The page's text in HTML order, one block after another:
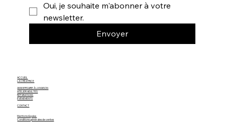
Oui, je souhaite m'abonner à votre
newsletter.
Envoyer
ACCUEIL
LA CRÉATRICE
ANNIVERSAIRE À LA MAISON
ATELIER ADULTES
RÉPARATIONS
ÉVÈNEMENTS
CONTACT
Mentions légales
Conditions générales de ventes